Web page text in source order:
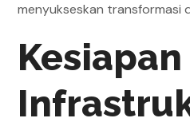
menyukseskan transformasi
Kesiapan